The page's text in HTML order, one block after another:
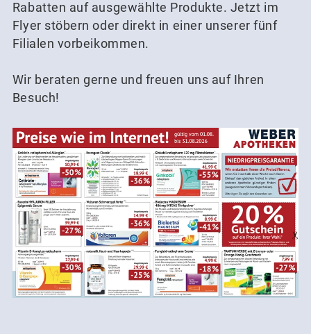
Rabatten auf ausgewählte Produkte. Jetzt im
Flyer stöbern oder direkt in einer unserer fünf
Filialen vorbeikommen.
Wir beraten gerne und freuen uns auf Ihren
Besuch!